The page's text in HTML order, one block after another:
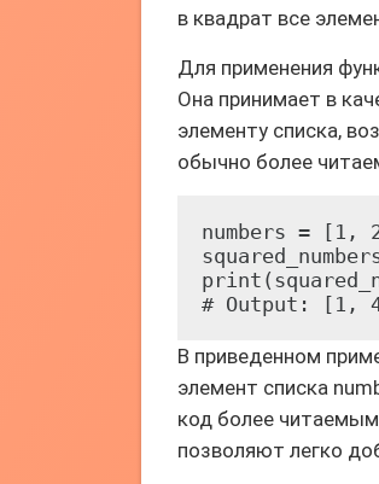
в квадрат все
Для применения
Она принимает в
элементу списка,
обычно более
numbers =
В приведенном
элемент списка
код более
позволяют легко